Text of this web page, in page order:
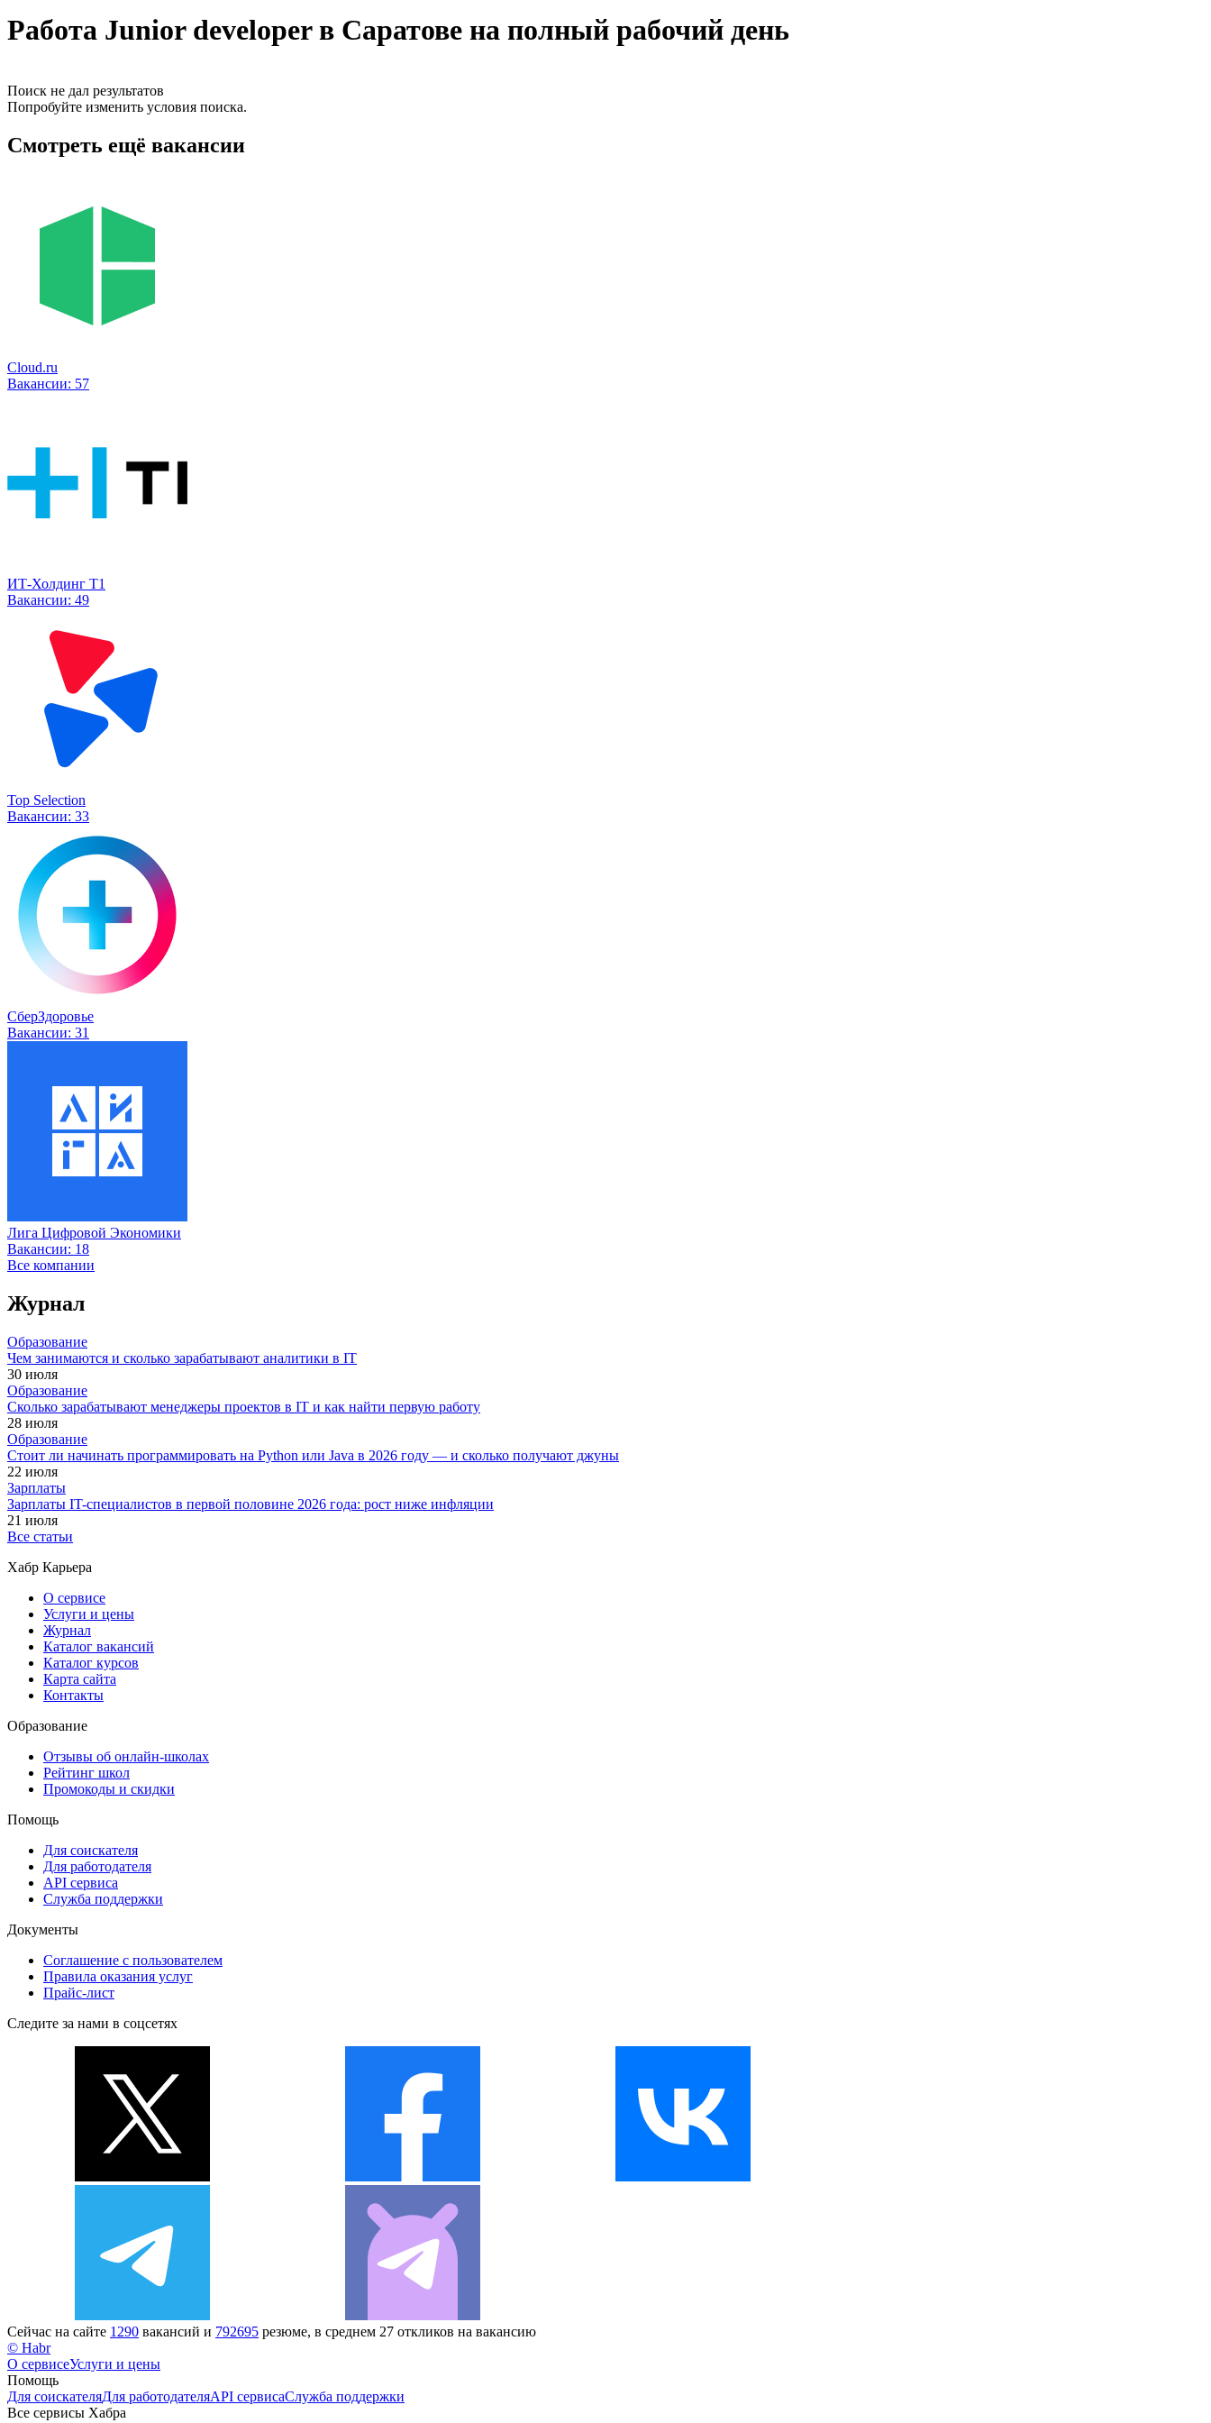
Работа Junior developer в Саратове на полный рабочий день
Поиск не дал результатов
Попробуйте изменить условия поиска.
Смотреть ещё вакансии
Cloud.ru
Вакансии: 57
ИТ-Холдинг Т1
Вакансии: 49
Top Selection
Вакансии: 33
СберЗдоровье
Вакансии: 31
Лига Цифровой Экономики
Вакансии: 18
Все компании
Журнал
Образование
Чем занимаются и сколько зарабатывают аналитики в IT
30 июля
Образование
Сколько зарабатывают менеджеры проектов в IT и как найти первую работу
28 июля
Образование
Стоит ли начинать программировать на Python или Java в 2026 году — и сколько получают джуны
22 июля
Зарплаты
Зарплаты IT-специалистов в первой половине 2026 года: рост ниже инфляции
21 июля
Все статьи
Хабр Карьера
О сервисе
Услуги и цены
Журнал
Каталог вакансий
Каталог курсов
Карта сайта
Контакты
Образование
Отзывы об онлайн-школах
Рейтинг школ
Промокоды и скидки
Помощь
Для соискателя
Для работодателя
API сервиса
Служба поддержки
Документы
Соглашение с пользователем
Правила оказания услуг
Прайс-лист
Следите за нами в соцсетях
Сейчас на сайте 1290 вакансий и 792695 резюме, в среднем 27 откликов на вакансию
© Habr
О сервисеУслуги и цены
Помощь
Для соискателяДля работодателяAPI сервисаСлужба поддержки
Все сервисы Хабра